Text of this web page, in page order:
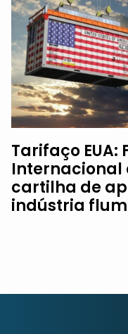
Tarifaço EUA:
Internacional
cartilha de
indústria